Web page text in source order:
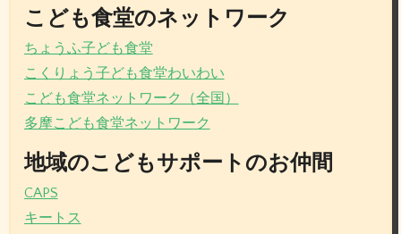
こども食堂のネットワーク
ちょうふ子ども食堂
こくりょう子ども食堂わいわい
こども食堂ネットワーク（全国）
多摩こども食堂ネットワーク
地域のこどもサポートのお仲間
CAPS
キートス